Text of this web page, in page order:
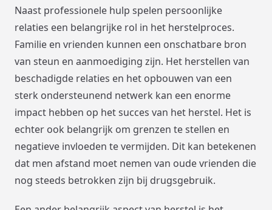
Naast professionele hulp spelen persoonlijke
relaties een belangrijke rol in het herstelproces.
Familie en vrienden kunnen een onschatbare bron
van steun en aanmoediging zijn. Het herstellen van
beschadigde relaties en het opbouwen van een
sterk ondersteunend netwerk kan een enorme
impact hebben op het succes van het herstel. Het is
echter ook belangrijk om grenzen te stellen en
negatieve invloeden te vermijden. Dit kan betekenen
dat men afstand moet nemen van oude vrienden die
nog steeds betrokken zijn bij drugsgebruik.